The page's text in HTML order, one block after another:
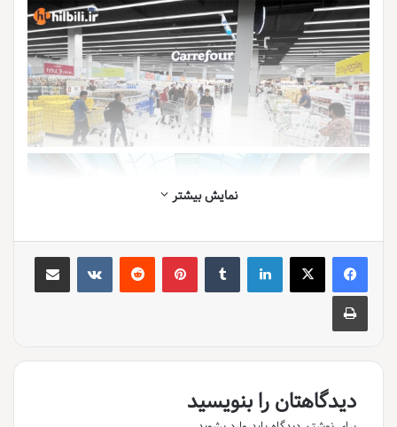
نمایش بیشتر
لینکدین ‫تامبلر ‫پین‌ترست‫رددیت ‫VKontakteاشتراک گذاری از طریق ایمیل
چاپ
دیدگاهتان را بنویسید